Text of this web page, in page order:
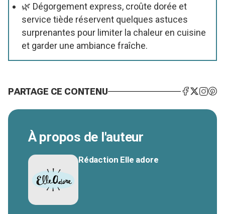
🌿 Dégorgement express, croûte dorée et
service tiède réservent quelques astuces
surprenantes pour limiter la chaleur en cuisine
et garder une ambiance fraîche.
PARTAGE CE CONTENU
À propos de l'auteur
Rédaction Elle adore